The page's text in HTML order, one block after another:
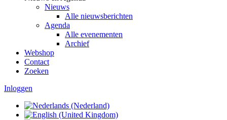
Nieuws
Alle nieuwsberichten
Agenda
Alle evenementen
Archief
Webshop
Contact
Zoeken
Inloggen